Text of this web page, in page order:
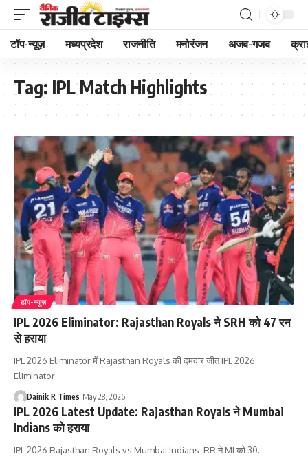
टॉप-न्यूज़ मध्यप्रदेश राजनीति मनोरंजन अजब-गजब
Tag: IPL Match Highlights
टॉप-न्यूज़
IPL 2026 Eliminator: Rajasthan Royals ने SRH को 47 रन
से हराया
IPL 2026 Eliminator में Rajasthan Royals की दमदार जीत IPL 2026
Eliminator…
Dainik R Times May 28, 2026
IPL 2026 Latest Update: Rajasthan Royals ने Mumbai
Indians को हराया
IPL 2026 Rajasthan Royals vs Mumbai Indians: RR ने MI को 30…